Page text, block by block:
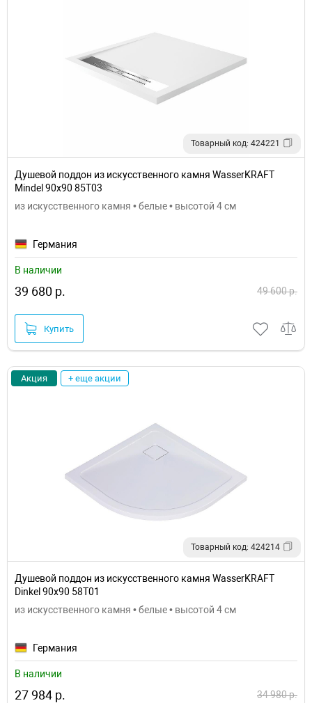
Товарный код: 424221
Душевой поддон из искусственного камня WasserKRAFT
Mindel 90х90 85T03
из искусственного камня • белые • высотой 4 см
Германия
В наличии
39 680 р. 49 600 р.
Купить
Акция + еще акции
Товарный код: 424214
Душевой поддон из искусственного камня WasserKRAFT
Dinkel 90х90 58T01
из искусственного камня • белые • высотой 4 см
Германия
В наличии
27 984 р. 34 980 р.